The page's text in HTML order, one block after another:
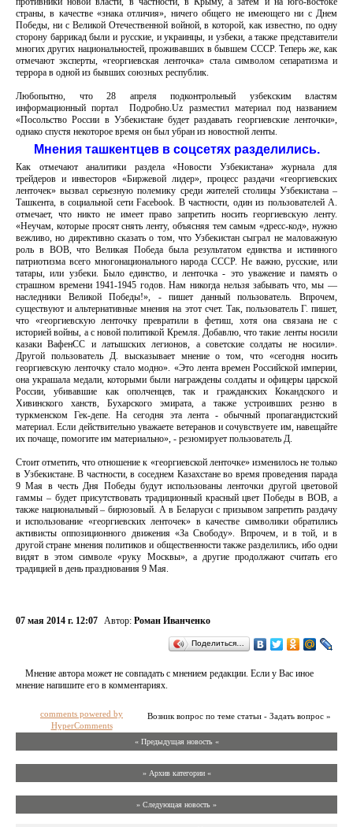
страны, в качестве «знака отличия», ничего общего не имеющего ни с Днем
Победы, ни с Великой Отечественной войной, в которой, как известно, по одну
сторону баррикад были и русские, и украинцы, и узбеки, а также представители
многих других национальностей, проживавших в бывшем СССР. Теперь же, как
отмечают эксперты, «георгиевская ленточка» стала символом сепаратизма и
террора в одной из бывших союзных республик.
Любопытно, что 28 апреля подконтрольный узбекским властям
информационный портал Подробно.Uz разместил материал под названием
«Посольство России в Узбекистане будет раздавать георгиевские ленточки»,
однако спустя некоторое время он был убран из новостной ленты.
Мнения ташкентцев в соцсетях разделились.
Как отмечают аналитики раздела «Новости Узбекистана» журнала для
трейдеров и инвесторов «Биржевой лидер», процесс раздачи «георгиевских
ленточек» вызвал серьезную полемику среди жителей столицы Узбекистана –
Ташкента, в социальной сети Facebook. В частности, один из пользователей А.
отмечает, что никто не имеет право запретить носить георгиевскую ленту.
«Неучам, которые просят снять ленту, объясняя тем самым «дресс-код», нужно
вежливо, но директивно сказать о том, что Узбекистан сыграл не маловажную
роль в ВОВ, что Великая Победа была результатом единства и истинного
патриотизма всего многонационального народа СССР. Не важно, русские, или
татары, или узбеки. Было единство, и ленточка - это уважение и память о
страшном времени 1941-1945 годов. Нам никогда нельзя забывать что, мы —
наследники Великой Победы!», - пишет данный пользователь. Впрочем,
существуют и альтернативные мнения на этот счет. Так, пользователь Г. пишет,
что «георгиевскую ленточку превратили в фетиш, хотя она связана не с
историей войны, а с новой политикой Кремля. Добавлю, что такие ленты носили
казаки ВафенСС и латышских легионов, а советские солдаты не носили».
Другой пользователь Д. высказывает мнение о том, что «сегодня носить
георгиевскую ленточку стало модно». «Это лента времен Российской империи,
она украшала медали, которыми были награждены солдаты и офицеры царской
России, убивавшие как ополченцев, так и гражданских Кокандского и
Хивинского ханств, Бухарского эмирата, а также устроивших резню в
туркменском Гек-депе. На сегодня эта лента - обычный пропагандистский
материал. Если действительно уважаете ветеранов и сочувствуете им, навещайте
их почаще, помогите им материально», - резюмирует пользователь Д.
Стоит отметить, что отношение к «георгиевской ленточке» изменилось не только
в Узбекистане. В частности, в соседнем Казахстане во время проведения парада
9 Мая в честь Дня Победы будут использованы ленточки другой цветовой
гаммы – будет присутствовать традиционный красный цвет Победы в ВОВ, а
также национальный – бирюзовый. А в Беларуси с призывом запретить раздачу
и использование «георгиевских ленточек» в качестве символики обратились
активисты оппозиционного движения «За Свободу». Впрочем, и в той, и в
другой стране мнения политиков и общественности также разделились, ибо одни
видят в этом символе «руку Москвы», а другие продолжают считать его
традицией в день празднования 9 Мая.
07 мая 2014 г. 12:07 Автор: Роман Иванченко
Поделиться…
Мнение автора может не совпадать с мнением редакции. Если у Вас иное
мнение напишите его в комментариях.
Возник вопрос по теме статьи - Задать вопрос »
comments powered by
HyperComments
« Предыдущая новость «
» Архив категории «
» Следующая новость »